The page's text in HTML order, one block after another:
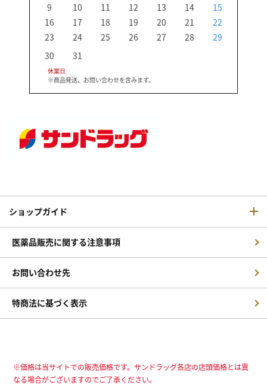
9
10 11 12 13 14
15
16
17 18 19 20 21
22
23
24 25 26 27 28
29
30
31
休業日
※商品発送、お問い合わせを含みます。
ショップガイド
医薬品販売に関する注意事項
お問い合わせ先
特商法に基づく表示
※価格は当サイトでの販売価格です。サンドラッグ各店の店頭価格とは異
なる場合がございますのでご了承ください。